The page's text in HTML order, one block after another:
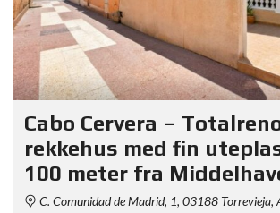
Cabo Cervera –
rekkehus med fin
100 meter fra
C. Comunidad de Madrid, 1, 03188 Torrevieja,